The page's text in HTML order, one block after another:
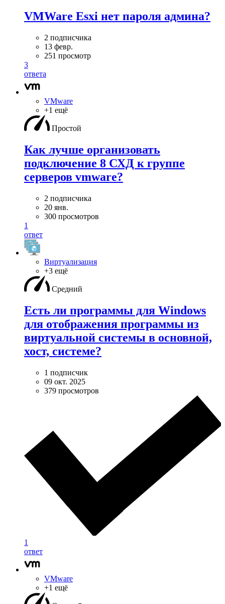
VMWare Esxi нет пароля админа?
2 подписчика
13 февр.
251 просмотр
3
ответа
VMware
+1 ещё
Простой
Как лучше организовать
подключение 8 СХД к группе
серверов vmware?
2 подписчика
20 янв.
300 просмотров
1
ответ
Виртуализация
+3 ещё
Средний
Есть ли программы для Windows
для отображения программы из
виртуальной системы в основной,
хост, системе?
1 подписчик
09 окт. 2025
379 просмотров
1
ответ
VMware
+1 ещё